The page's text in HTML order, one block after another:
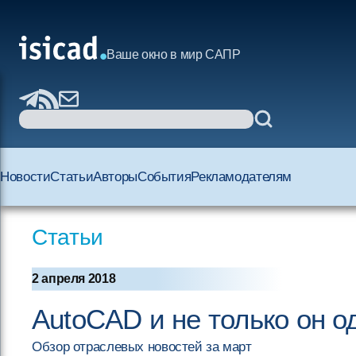
Ваше окно в мир САПР
НовостиСтатьиАвторыСобытияРекламодателям
Статьи
2 апреля 2018
AutoCAD и не только он
Обзор отраслевых новостей за март